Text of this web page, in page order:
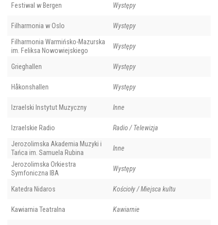
Festiwal w Bergen Występy
Filharmonia w Oslo Występy
Filharmonia Warmińsko-Mazurska
im. Feliksa Nowowiejskiego
Występy
Grieghallen Występy
Håkonshallen Występy
Izraelski Instytut Muzyczny Inne
Izraelskie Radio Radio / Telewizja
Jerozolimska Akademia Muzyki i
Tańca im. Samuela Rubina
Inne
Jerozolimska Orkiestra
Symfoniczna IBA
Występy
Katedra Nidaros Kościoły / Miejsca kultu
Kawiarnia Teatralna Kawiarnie